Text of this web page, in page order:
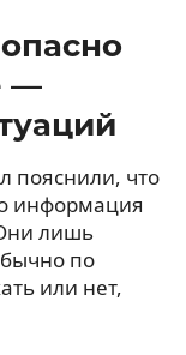
—
пояснили, что
информация
лишь
по
или нет,